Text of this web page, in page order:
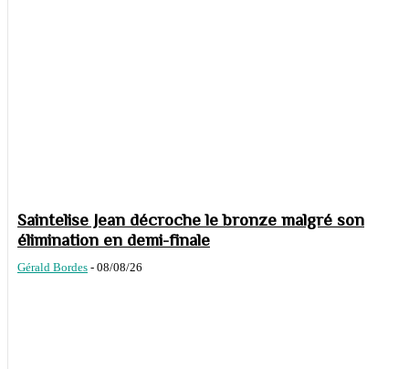
Saintelise Jean décroche le bronze malgré son
élimination en demi-finale
Gérald Bordes - 08/08/26